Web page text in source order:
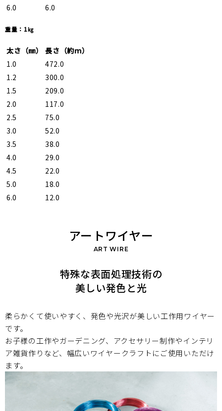
6.0
6.0
重量：1㎏
太さ（㎜）
長さ（約ｍ）
1.0
472.0
1.2
300.0
1.5
209.0
2.0
117.0
2.5
75.0
3.0
52.0
3.5
38.0
4.0
29.0
4.5
22.0
5.0
18.0
6.0
12.0
アートワイヤー
ART WIRE
特殊な表面処理技術の
美しい発色と光
柔らかくて使いやすく、発色や光沢が美しい工作用ワイヤー
です。
お子様の工作やガーデニング、アクセサリー制作やインテリ
ア雑貨作りなど、 幅広いワイヤークラフトにご使用いただけ
ます。